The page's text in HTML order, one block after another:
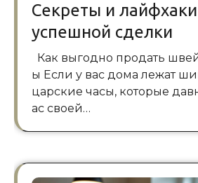
Секреты и
успешной сделки
Как выгодно продать швейцарские час
ы Если у вас дома лежат
царские часы, которые
ас своей…